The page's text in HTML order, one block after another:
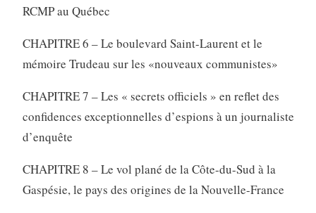
RCMP au Québec
CHAPITRE 6 – Le boulevard Saint-Laurent et le
mémoire Trudeau sur les «nouveaux communistes»
CHAPITRE 7 – Les « secrets officiels » en reflet des
confidences exceptionnelles d’espions à un journaliste
d’enquête
CHAPITRE 8 – Le vol plané de la Côte-du-Sud à la
Gaspésie, le pays des origines de la Nouvelle-France